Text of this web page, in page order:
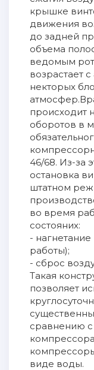
крышке
движения
до задней
объема
ведомым
возрастает
некторых
происходит
оборотов в
46/68. Из-за
остановка
штатном
во время
состояних:
-
работы);
- сброс
Такая
позволяет
сравнению
виде воды.